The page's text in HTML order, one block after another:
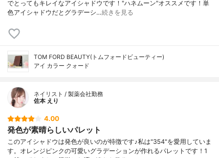
でとってもキレイなアイシャドウです！"ハネムーン"オススメです！単
色アイシャドウだとグラデーシ…続きを見る
TOM FORD BEAUTY(トムフォードビューティー)
アイ カラー クォード
ネイリスト / 製薬会社勤務
佐本 えり
4.00
発色が素晴らしいパレット
このアイシャドウは発色が良いのが特徴です♪私は"354"を愛用していま
す。オレンジピンクの可愛いグラデーションが作れるパレットです！1